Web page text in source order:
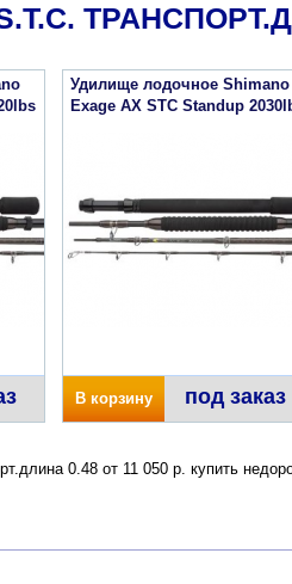
Удилище лодочное Shimano
Exage AX STC Standup
В корзину под заказ
0.48 от 11 050 р. купить